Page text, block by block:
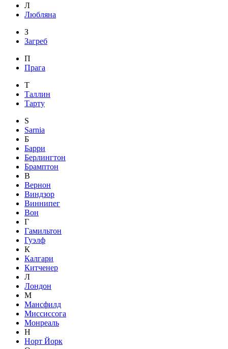
Л
Любляна
З
Загреб
П
Прага
Т
Таллин
Тарту
S
Sarnia
Б
Барри
Берлингтон
Брамптон
В
Вернон
Виндзор
Виннипег
Вон
Г
Гамильтон
Гуэлф
К
Калгари
Китченер
Л
Лондон
М
Мансфилд
Миссиссога
Монреаль
Н
Норт Йорк